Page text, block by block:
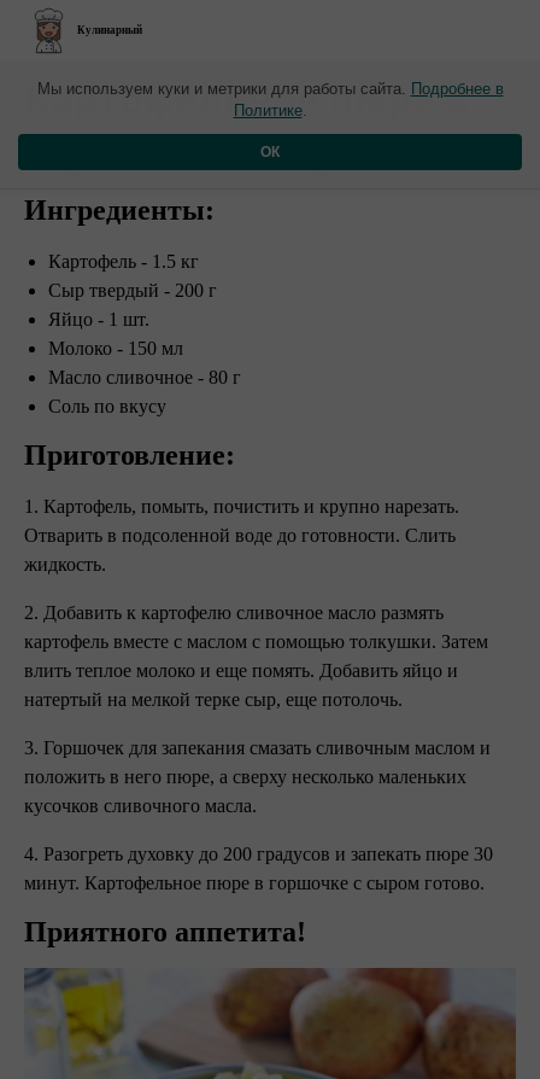
Кулинарный
​Картофельное пюре в
горшочке с сыром
Ингредиенты:
Картофель - 1.5 кг
Сыр твердый - 200 г
Яйцо - 1 шт.
Молоко - 150 мл
Масло сливочное - 80 г
Соль по вкусу
Приготовление:
1. Картофель, помыть, почистить и крупно нарезать.
Отварить в подсоленной воде до готовности. Слить
жидкость.
2. Добавить к картофелю сливочное масло размять
картофель вместе с маслом с помощью толкушки. Затем
влить теплое молоко и еще помять. Добавить яйцо и
натертый на мелкой терке сыр, еще потолочь.
3. Горшочек для запекания смазать сливочным маслом и
положить в него пюре, а сверху несколько маленьких
кусочков сливочного масла.
4. Разогреть духовку до 200 градусов и запекать пюре 30
минут. Картофельное пюре в горшочке с сыром готово.
Приятного аппетита!
Мы используем куки и метрики для работы сайта. Подробнее в
Политике.
ОК